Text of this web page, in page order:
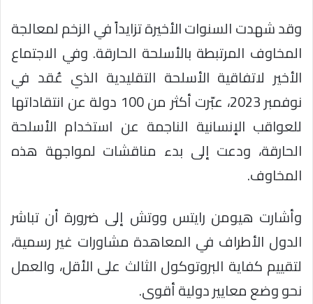
وقد شهدت السنوات الأخيرة تزايداً في الزخم لمعالجة
المخاوف المرتبطة بالأسلحة الحارقة. وفي الاجتماع
الأخير لاتفاقية الأسلحة التقليدية الذي عُقد في
نوفمبر 2023، عبّرت أكثر من 100 دولة عن انتقاداتها
للعواقب الإنسانية الناجمة عن استخدام الأسلحة
الحارقة، ودعت إلى بدء مناقشات لمواجهة هذه
المخاوف.
وأشارت هيومن رايتس ووتش إلى ضرورة أن تباشر
الدول الأطراف في المعاهدة مشاورات غير رسمية،
لتقييم كفاية البروتوكول الثالث على الأقل، والعمل
نحو وضع معايير دولية أقوى.